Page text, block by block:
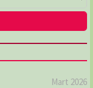
Mart 2026